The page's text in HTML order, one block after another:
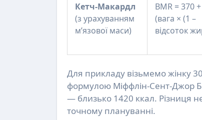
Кетч-Макардл
(з урахуванням
м’язової маси)
BMR = 370
(вага × (1 –
відсоток
Для прикладу візьмемо жінку 30
формулою Міффлін-Сент-Джор
— близько 1420 ккал. Різниця
точному плануванні.